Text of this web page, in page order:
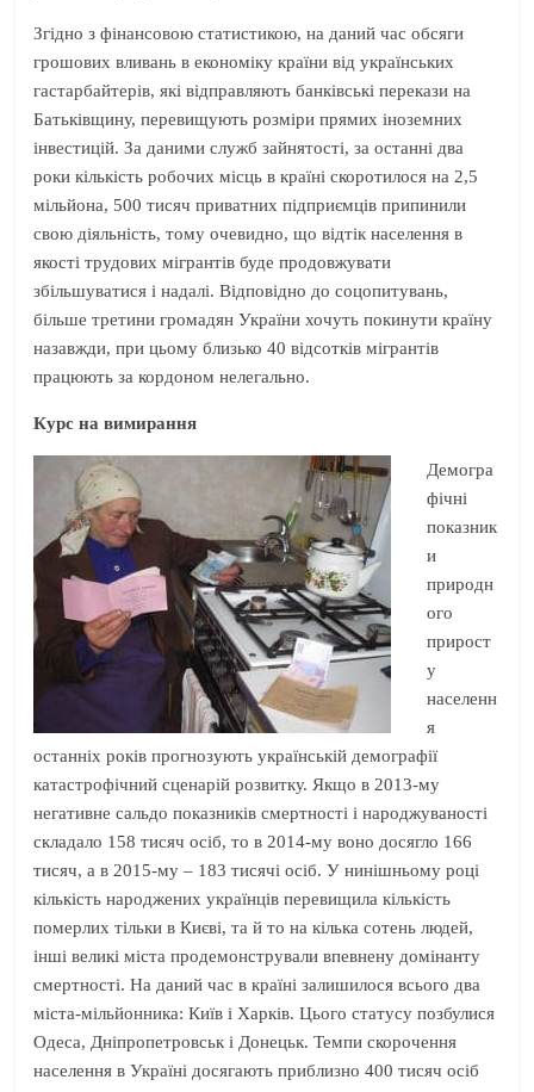
Згідно з фінансовою статистикою, на даний час обсяги
грошових вливань в економіку країни від українських
гастарбайтерів, які відправляють банківські перекази на
Батьківщину, перевищують розміри прямих іноземних
інвестицій. За даними служб зайнятості, за останні два
роки кількість робочих місць в країні скоротилося на 2,5
мільйона, 500 тисяч приватних підприємців припинили
свою діяльність, тому очевидно, що відтік населення в
якості трудових мігрантів буде продовжувати
збільшуватися і надалі. Відповідно до соцопитувань,
більше третини громадян України хочуть покинути країну
назавжди, при цьому близько 40 відсотків мігрантів
працюють за кордоном нелегально.
Курс на вимирання
Демогра
фічні
показник
и
природн
ого
прирост
у
населенн
я
останніх років прогнозують українській демографії
катастрофічний сценарій розвитку. Якщо в 2013-му
негативне сальдо показників смертності і народжуваності
складало 158 тисяч осіб, то в 2014-му воно досягло 166
тисяч, а в 2015-му – 183 тисячі осіб. У нинішньому році
кількість народжених українців перевищила кількість
померлих тільки в Києві, та й то на кілька сотень людей,
інші великі міста продемонстрували впевнену домінанту
смертності. На даний час в країні залишилося всього два
міста-мільйонника: Київ і Харків. Цього статусу позбулися
Одеса, Дніпропетровськ і Донецьк. Темпи скорочення
населення в Україні досягають приблизно 400 тисяч осіб